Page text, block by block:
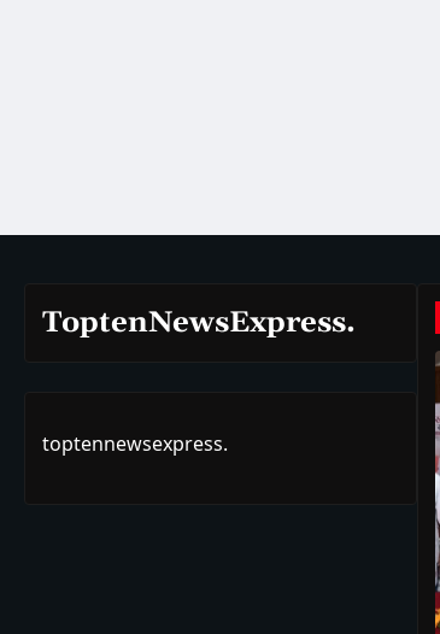
ToptenNewsExpress.
toptennewsexpress.